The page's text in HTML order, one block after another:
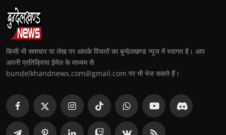
किसी भी समाचार या लेख पर आपके विचारों का बुन्देलखण्ड न्यूज में स्वागत है। आप
अपनी प्रतिक्रिया ईमेल के माध्यम से
bundelkhandnews.com@gmail.com पर भी भेज सकते हैं।